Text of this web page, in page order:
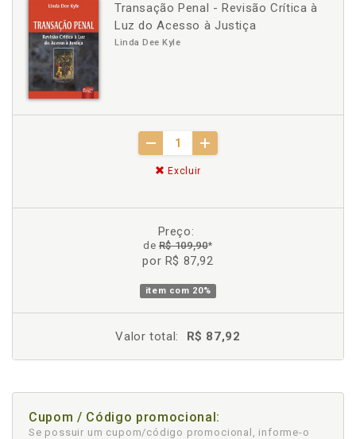
Transação Penal - Revisão Crítica à
Luz do Acesso à Justiça
Linda Dee Kyle
Excluir
Preço:
deR$ 109,90*
por R$ 87,92
item com 20%
Valor total: R$ 87,92
Cupom / Código promocional:
Se possuir um cupom/código promocional, informe-o